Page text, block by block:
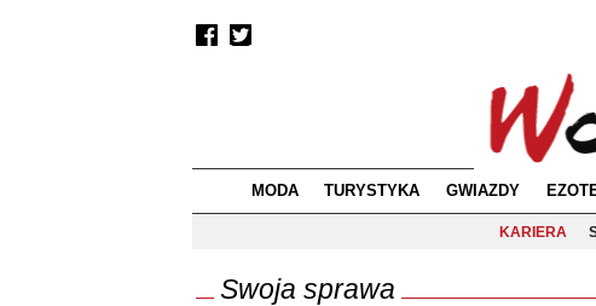
MODA TURYSTYKA GWIAZDY
KARIERA
Swoja sprawa